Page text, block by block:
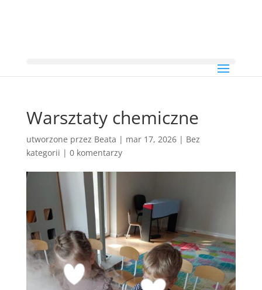
Warsztaty chemiczne
utworzone przez Beata | mar 17, 2026| Bez
kategorii | 0 komentarzy